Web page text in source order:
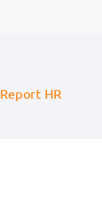
Report HR